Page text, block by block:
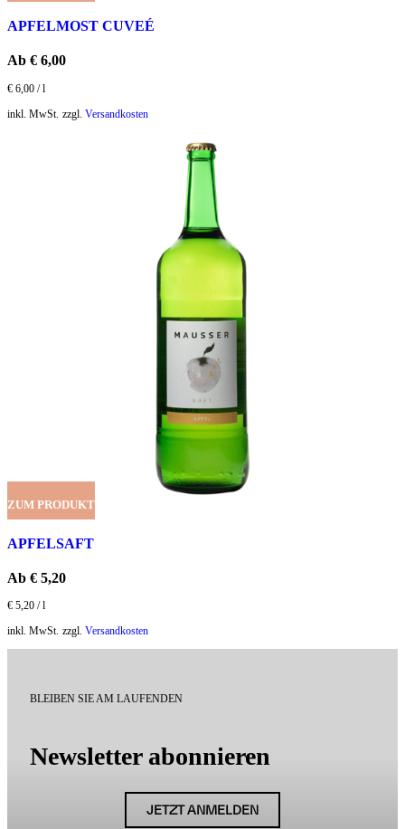
APFELMOST CUVEÉ
Ab € 6,00
€ 6,00 /l
inkl. MwSt. zzgl. Versandkosten
ZUM PRODUKT
APFELSAFT
Ab € 5,20
€ 5,20 /l
inkl. MwSt. zzgl. Versandkosten
BLEIBEN SIE AM LAUFENDEN
Newsletter abonnieren
JETZT ANMELDEN